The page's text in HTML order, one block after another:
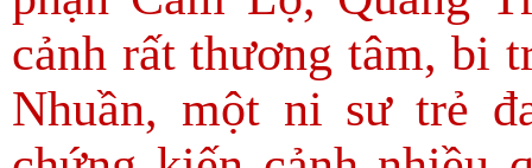
cảnh rất thương tâm, bi
Nhuần, một ni sư trẻ